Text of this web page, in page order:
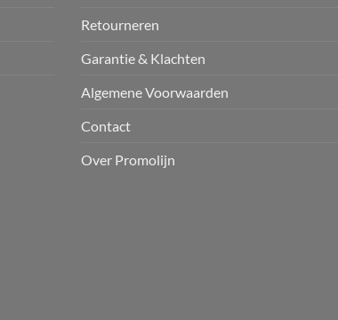
Retourneren
Garantie & Klachten
Algemene Voorwaarden
Contact
Over Promolijn